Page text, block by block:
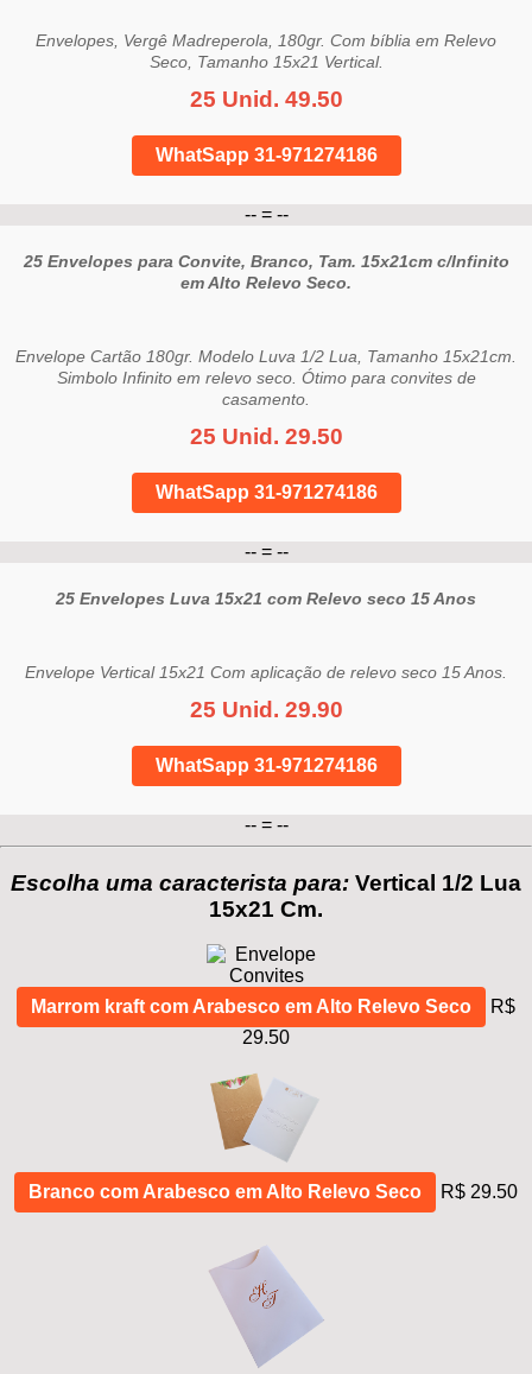
Envelopes, Vergê Madreperola, 180gr. Com bíblia em Relevo
Seco, Tamanho 15x21 Vertical.
25 Unid. 49.50
WhatSapp 31-971274186
-- = --
25 Envelopes para Convite, Branco, Tam. 15x21cm c/Infinito
em Alto Relevo Seco.
Envelope Cartão 180gr. Modelo Luva 1/2 Lua, Tamanho 15x21cm.
Simbolo Infinito em relevo seco. Ótimo para convites de
casamento.
25 Unid. 29.50
WhatSapp 31-971274186
-- = --
25 Envelopes Luva 15x21 com Relevo seco 15 Anos
Envelope Vertical 15x21 Com aplicação de relevo seco 15 Anos.
25 Unid. 29.90
WhatSapp 31-971274186
-- = --
Escolha uma caracterista para: Vertical 1/2 Lua
15x21 Cm.
Marrom kraft com Arabesco em Alto Relevo Seco
R$
29.50
Branco com Arabesco em Alto Relevo Seco R$ 29.50